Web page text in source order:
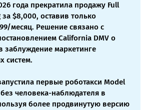
года прекратила продажу Full
$8,000, оставив только
месяц. Решение связано с
California DMV о
заблуждение маркетинге
систем.
первые роботакси Model
человека-наблюдателя в
более продвинутую версию